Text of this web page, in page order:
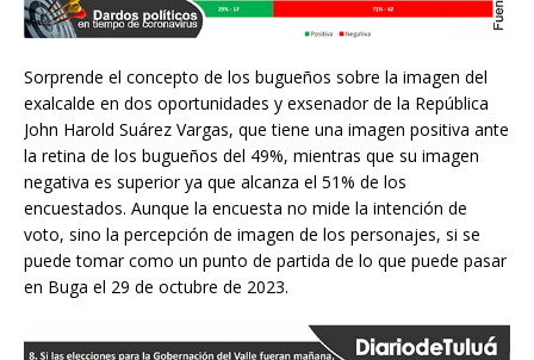
Sorprende el concepto de los bugueños sobre la imagen del
exalcalde en dos oportunidades y exsenador de la República
John Harold Suárez Vargas, que tiene una imagen positiva ante
la retina de los bugueños del 49%, mientras que su imagen
negativa es superior ya que alcanza el 51% de los
encuestados. Aunque la encuesta no mide la intención de
voto, sino la percepción de imagen de los personajes, si se
puede tomar como un punto de partida de lo que puede pasar
en Buga el 29 de octubre de 2023.